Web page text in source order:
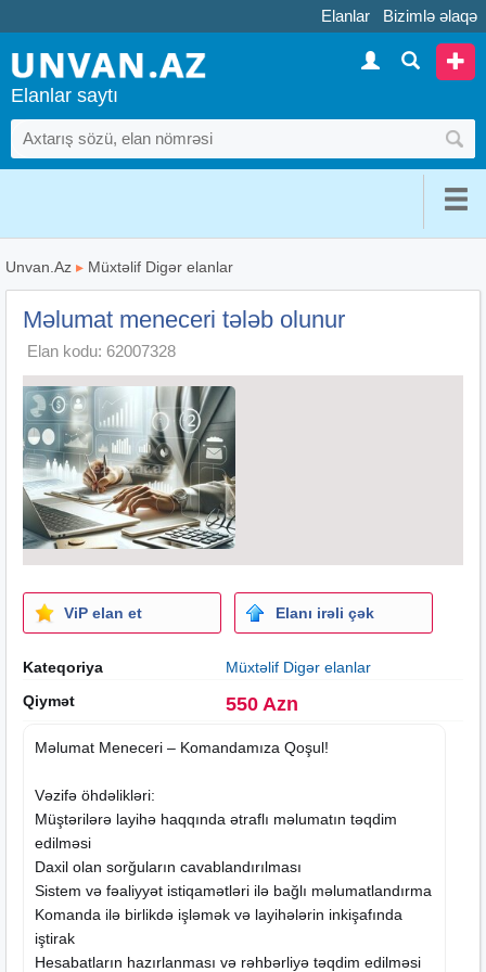
Elanlar Bizimlə əlaqə
Elanlar saytı
Unvan.Az ▸ Müxtəlif Digər elanlar
Məlumat meneceri tələb olunur
Elan kodu: 62007328
ViP elan et Elanı irəli çək
Kateqoriya
Müxtəlif Digər elanlar
Qiymət
550 Azn
Məlumat Meneceri – Komandamıza Qoşul!
Vəzifə öhdəlikləri:
Müştərilərə layihə haqqında ətraflı məlumatın təqdim
edilməsi
Daxil olan sorğuların cavablandırılması
Sistem və fəaliyyət istiqamətləri ilə bağlı məlumatlandırma
Komanda ilə birlikdə işləmək və layihələrin inkişafında
iştirak
Hesabatların hazırlanması və rəhbərliyə təqdim edilməsi